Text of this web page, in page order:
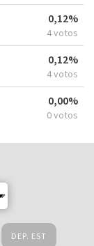
0,12%
4 votos
0,12%
4 votos
0,00%
0 votos
DEP. EST